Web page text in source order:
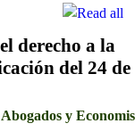
derecho a la
del 24 de
y